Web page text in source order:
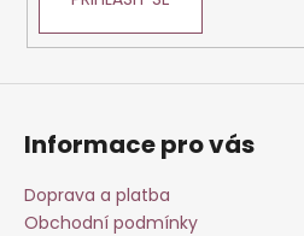
Informace pro vás
Doprava a platba
Obchodní podmínky